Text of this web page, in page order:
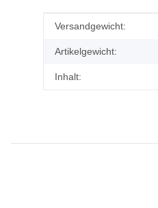
Produkteigenschaft
Wert
Versandgewicht:
Artikelgewicht:
Inhalt: